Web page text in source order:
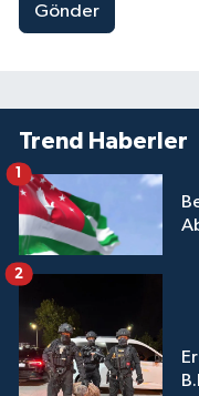
Gönder
Trend Haberler
1
2